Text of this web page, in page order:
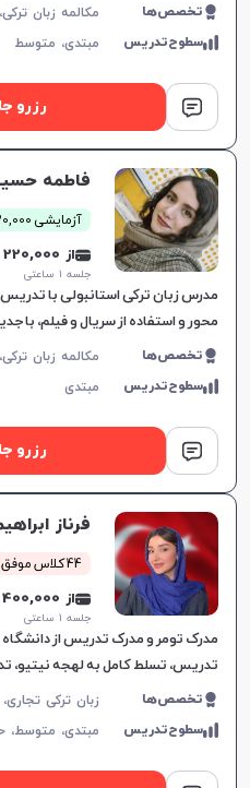
تدریس صبورانه و عمیق، کلاس‌های
تخصص‌ها
سطوح‌تدریس مبتدی، متوسط
رزرو
فاطمه
آزمایشی 20,000
از 220,000 تومان
جلسه ۱ ساعتی
مدرس زبان ترکی استانبولی با تدریس
محور و استفاده از سریال و فیلم، با
تخصص‌ها
سطوح‌تدریس مبتدی
رزرو
فرناز
44 کلاس موفق
از 400,000 تومان
جلسه ۱ ساعتی
تدریس، تسلط کامل به لهجه نیتیو،
آزمون‌های ورودی دانشگاه‌های ترکیه.
تخصص‌ها
سطوح‌تدریس مبتدی، متوسط،